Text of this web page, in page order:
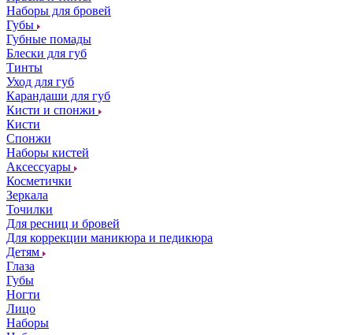
Наборы для бровей
Губы
Губные помады
Блески для губ
Тинты
Уход для губ
Карандаши для губ
Кисти и спонжи
Кисти
Спонжи
Наборы кистей
Аксессуары
Косметички
Зеркала
Точилки
Для ресниц и бровей
Для коррекции маникюра и педикюра
Детям
Глаза
Губы
Ногти
Лицо
Наборы